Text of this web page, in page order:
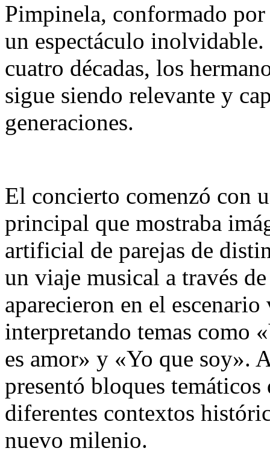
Pimpinela, conformado
un espectáculo
cuatro décadas, los
sigue siendo relevante y
generaciones.
El concierto comenzó con
principal que mostraba
artificial de parejas de
un viaje musical a través
aparecieron en el
interpretando temas como
es amor» y «Yo que soy».
presentó bloques
diferentes contextos
nuevo milenio.